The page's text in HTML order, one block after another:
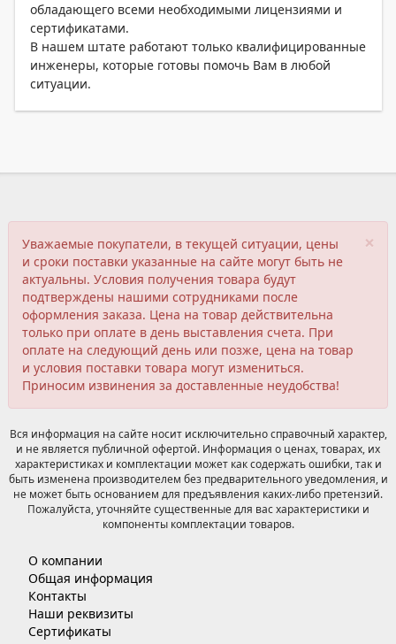
обладающего всеми необходимыми лицензиями и
сертификатами.
В нашем штате работают только квалифицированные
инженеры, которые готовы помочь Вам в любой
ситуации.
×
Уважаемые покупатели, в текущей ситуации, цены
и сроки поставки указанные на сайте могут быть не
актуальны. Условия получения товара будут
подтверждены нашими сотрудниками после
оформления заказа. Цена на товар действительна
только при оплате в день выставления счета. При
оплате на следующий день или позже, цена на товар
и условия поставки товара могут измениться.
Приносим извинения за доставленные неудобства!
Вся информация на сайте носит исключительно справочный характер,
и не является публичной офертой. Информация о ценах, товарах, их
характеристиках и комплектации может как содержать ошибки, так и
быть изменена производителем без предварительного уведомления, и
не может быть основанием для предъявления каких-либо претензий.
Пожалуйста, уточняйте существенные для вас характеристики и
компоненты комплектации товаров.
О компании
Общая информация
Контакты
Наши реквизиты
Сертификаты